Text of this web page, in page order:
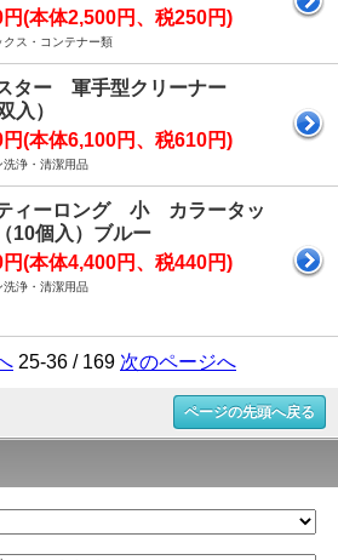
(本体2,500円、税250円)
クス・コンテナー類
ター 軍手型クリーナー
入）
(本体6,100円、税610円)
洗浄・清潔用品
ィーロング 小 カラータッ
10個入）ブルー
(本体4,400円、税440円)
洗浄・清潔用品
25-36 / 169 次のページへ
ページの先頭へ戻る